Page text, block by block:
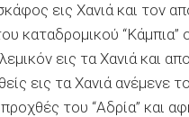
εις Χανιά και τον
καταδρομικού
εις τα Χανιά και
εις τα Χανιά ανέμενε
του ‘‘Αδρία’’ και